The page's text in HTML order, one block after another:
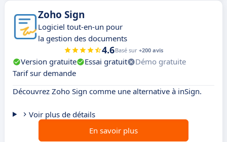
Zoho Sign
Logiciel tout-en-un pour
la gestion des documents
4.6Basé sur +200 avis
Version gratuite Essai gratuit
Démo gratuite
Tarif sur demande
Découvrez Zoho Sign comme une alternative à inSign.
Voir plus de détails
En savoir plus